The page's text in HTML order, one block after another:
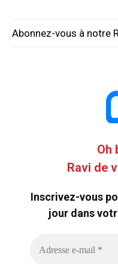
Abonnez-vous à notre
Oh
Ravi de
Inscrivez-vous
jour dans